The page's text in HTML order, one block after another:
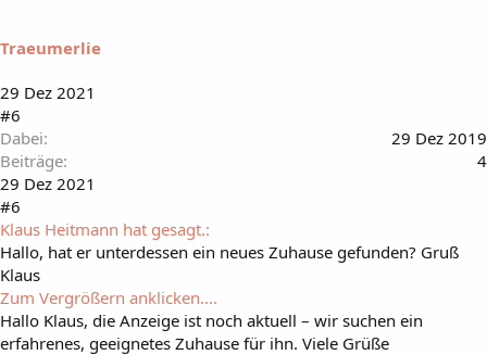
Traeumerlie
29 Dez 2021
#6
Dabei
29 Dez 2019
Beiträge
4
29 Dez 2021
#6
Klaus Heitmann hat gesagt.:
Hallo, hat er unterdessen ein neues Zuhause gefunden? Gruß
Klaus
Zum Vergrößern anklicken....
Hallo Klaus, die Anzeige ist noch aktuell – wir suchen ein
erfahrenes, geeignetes Zuhause für ihn. Viele Grüße